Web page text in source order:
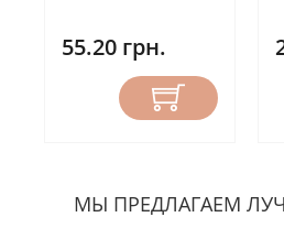
55.20 грн.
МЫ ПРЕДЛАГАЕМ